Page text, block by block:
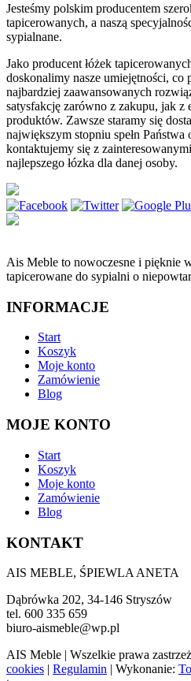
Jesteśmy polskim producentem
tapicerowanych, a naszą
sypialnane.
Jako producent łóżek
doskonalimy nasze umiejętności, co
najbardziej zaawansowanych
satysfakcję zarówno z zakupu, jak
produktów. Zawsze staramy się
największym stopniu spełn
kontaktujemy się z
najlepszego łózka dla danej osoby.
Ais Meble to nowoczesne i pięknie
tapicerowane do sypialni o
INFORMACJE
Start
Koszyk
Moje konto
Zamówienie
Blog
MOJE KONTO
Start
Koszyk
Moje konto
Zamówienie
Blog
KONTAKT
AIS MEBLE, ŚPIEWLA ANETA
Dąbrówka 202, 34-146 Stryszów
tel. 600 335 659
biuro-aismeble@wp.pl
AIS Meble | Wszelkie prawa
cookies | Regulamin | Wykonanie: